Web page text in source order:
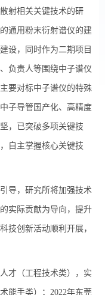
射相关关键技术的研
通用粉末衍射谱仪的建
设，同时作为二期项目
负责人等围绕中子谱仪
要对标中子谱仪的特殊
子导管国产化、高精度
，已突破多项关键技
自主掌握核心关键技
导，研究所将加强技术
实际贡献为导向，提升
技创新活动顺利开展，
才（工程技术类），实
能手类）； 2022年东莞